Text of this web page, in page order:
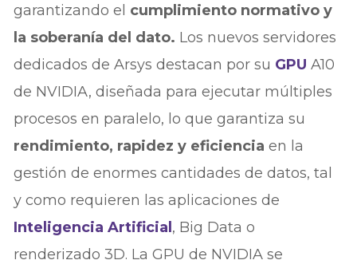
garantizando el cumplimiento normativo y
la soberanía del dato. Los nuevos servidores
dedicados de Arsys destacan por su GPU A10
de NVIDIA, diseñada para ejecutar múltiples
procesos en paralelo, lo que garantiza su
rendimiento, rapidez y eficienciaen la
gestión de enormes cantidades de datos, tal
y como requieren las aplicaciones de
Inteligencia Artificial , Big Data o
renderizado 3D. La GPU de NVIDIA se